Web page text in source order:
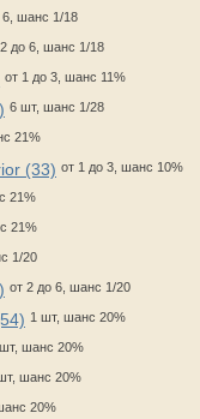
6, шанс 1/18
до 6, шанс 1/18
от 1 до 3, шанс 11%
6 шт, шанс 1/28
21%
(33) от 1 до 3, шанс 10%
21%
21%
1/20
от 2 до 6, шанс 1/20
1 шт, шанс 20%
шанс 20%
шанс 20%
20%